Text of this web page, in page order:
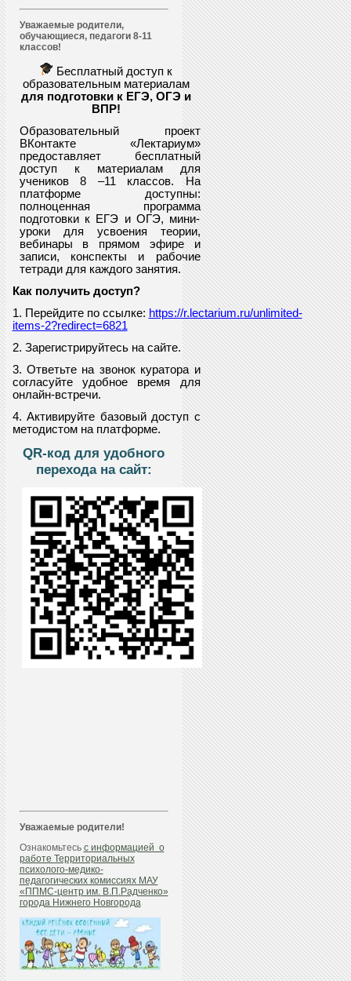
Уважаемые родители,
обучающиеся, педагоги 8-11
классов!
Бесплатный доступ к
образовательным материалам
для подготовки к ЕГЭ, ОГЭ и
ВПР!
Образовательный проект
ВКонтакте «Лектариум»
предоставляетбесплатный
доступ к материалам для
учеников 8 –11 классов. На
платформе доступны:
полноценная программа
подготовки к ЕГЭ и ОГЭ, мини-
уроки для усвоения теории,
вебинары в прямом эфире и
записи, конспекты и рабочие
тетради для каждого занятия.
Как получить доступ?
1. Перейдите по ссылке: https://r.lectarium.ru/unlimited-
items-2?redirect=6821
2. Зарегистрируйтесь на сайте.
3. Ответьте на звонок куратора и
согласуйте удобное время для
онлайн-встречи.
4. Активируйте базовый доступ с
методистом на платформе.
QR-код для удобного
перехода на сайт:
Уважаемые родители!
Ознакомьтесь с информацией о
работе Территориальных
психолого-медико-
педагогических комиссиях МАУ
«ППМС-центр им. В.П.Радченко»
города Нижнего Новгорода